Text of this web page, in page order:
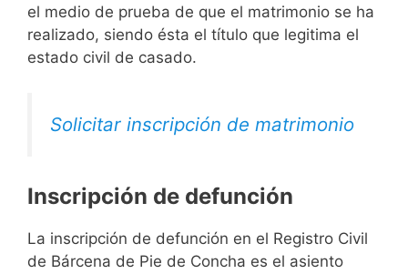
el medio de prueba de que el matrimonio se ha
realizado, siendo ésta el título que legitima el
estado civil de casado.
Solicitar inscripción de matrimonio
Inscripción de defunción
La inscripción de defunción en el Registro Civil
de Bárcena de Pie de Concha es el asiento